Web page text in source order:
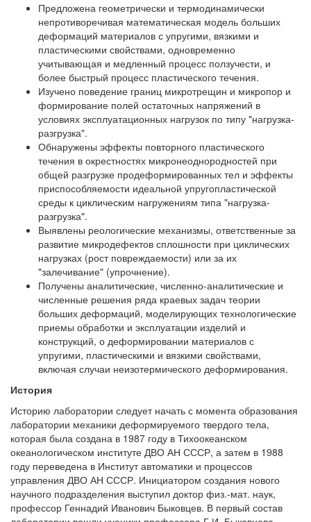
Предложена геометрически и термодинамически
непротиворечивая математическая модель больших
деформаций материалов с упругими, вязкими и
пластическими свойствами, одновременно
учитывающая и медленный процесс ползучести, и
более быстрый процесс пластического течения.
Изучено поведение границ микротрещин и микропор и
формирование полей остаточных напряжений в
условиях эксплуатационных нагрузок по типу "нагрузка-
разгрузка".
Обнаружены эффекты повторного пластического
течения в окрестностях микронеоднородностей при
общей разгрузке продеформированных тел и эффекты
приспособляемости идеальной упругопластической
среды к циклическим нагружениям типа "нагрузка-
разгрузка".
Выявлены реологические механизмы, ответственные за
развитие микродефектов сплошности при циклических
нагрузках (рост повреждаемости) или за их
"залечивание" (упрочнение).
Получены аналитические, численно-аналитические и
численные решения ряда краевых задач теории
больших деформаций, моделирующих технологические
приемы обработки и эксплуатации изделий и
конструкций, о деформировании материалов с
упругими, пластическими и вязкими свойствами,
включая случаи неизотермического деформирования.
История
Историю лаборатории следует начать с момента образования
лаборатории механики деформируемого твердого тела,
которая была создана в 1987 году в Тихоокеанском
океанологическом институте ДВО АН СССР, а затем в 1988
году переведена в Институт автоматики и процессов
управления ДВО АН СССР. Инициатором создания нового
научного подразделения выступил доктор физ.-мат. наук,
профессор Геннадий Иванович Быковцев. В первый состав